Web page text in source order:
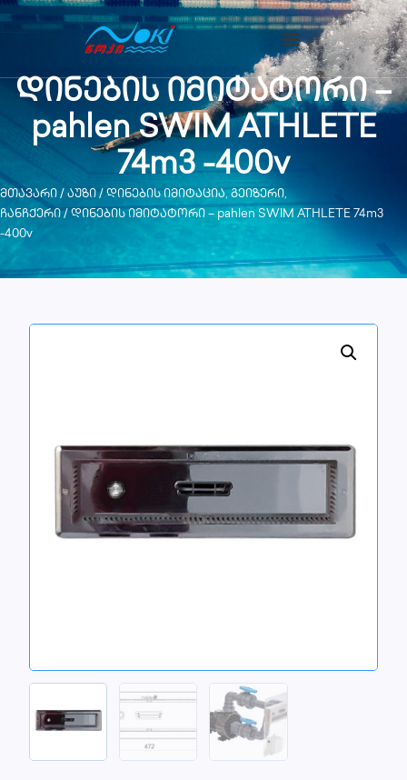
დინების იმიტატორი –
pahlen SWIM ATHLETE
74m3 -400v
მთავარი / აუზი / დინების იმიტაცია, გეიზერი,
ჩანჩქერი/ დინების იმიტატორი – pahlen SWIM ATHLETE 74m3
-400v